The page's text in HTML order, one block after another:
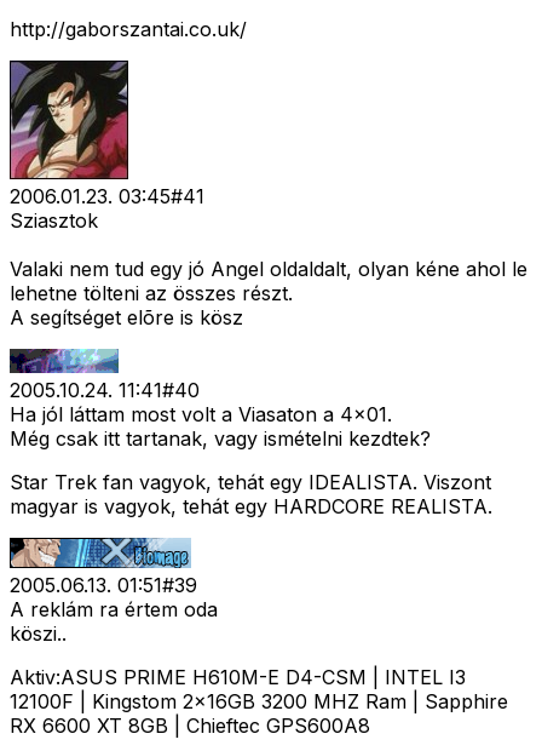
http://gaborszantai.co.uk/
2006.01.23. 03:45#41
Sziasztok
Valaki nem tud egy jó Angel oldaldalt, olyan kéne ahol le
lehetne tölteni az összes részt.
A segítséget elõre is kösz
2005.10.24. 11:41#40
Ha jól láttam most volt a Viasaton a 4x01.
Még csak itt tartanak, vagy ismételni kezdtek?
Star Trek fan vagyok, tehát egy IDEALISTA. Viszont
magyar is vagyok, tehát egy HARDCORE REALISTA.
2005.06.13. 01:51#39
A reklám ra értem oda
köszi..
Aktiv:ASUS PRIME H610M-E D4-CSM | INTEL I3
12100F | Kingstom 2x16GB 3200 MHZ Ram | Sapphire
RX 6600 XT 8GB | Chieftec GPS600A8